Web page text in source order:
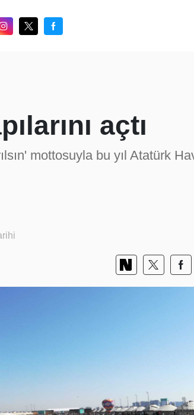
açtı
mottosuyla bu yıl Atatürk